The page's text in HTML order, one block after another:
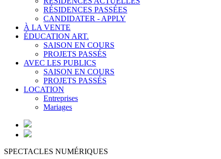
RÉSIDENCES PASSÉES
CANDIDATER - APPLY
À LA VENTE
ÉDUCATION ART.
SAISON EN COURS
PROJETS PASSÉS
AVEC LES PUBLICS
SAISON EN COURS
PROJETS PASSÉS
LOCATION
Entreprises
Mariages
SPECTACLES NUMÉRIQUES